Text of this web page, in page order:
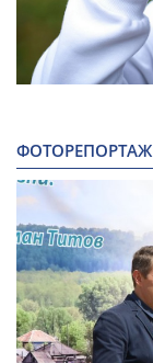
ФОТОРЕПОРТАЖ